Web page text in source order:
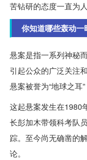
苦钻研的态度一直为人
你知道哪些轰动一
悬案是指一系列神秘
引起公众的广泛关注
悬案被誉为“地球之耳
这起悬案发生在1980
长彭加木带领科考队
踪。至今尚无确凿的
论。